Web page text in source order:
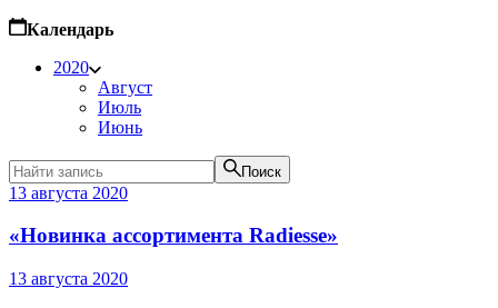
Календарь
2020
Август
Июль
Июнь
Поиск
13 августа 2020
«Новинка ассортимента Radiesse»
13 августа 2020